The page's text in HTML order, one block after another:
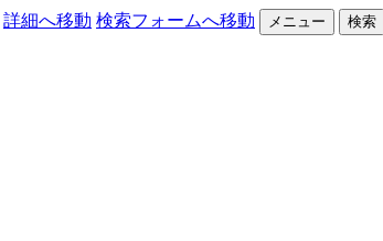
詳細へ移動 検索フォームへ移動 メニュー 検索